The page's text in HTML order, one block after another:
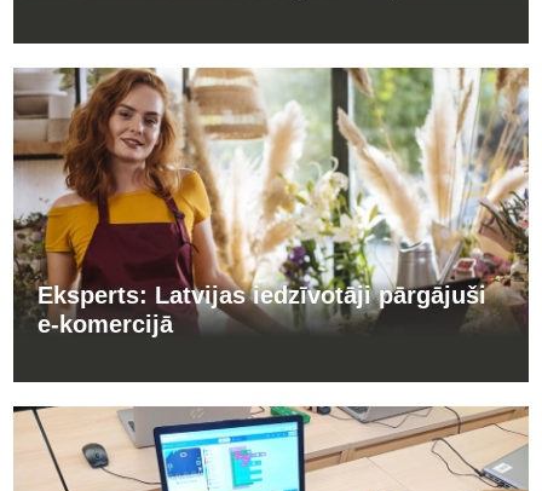
Eksperts: Latvijas iedzīvotāji pārgājuši
e-komercijā